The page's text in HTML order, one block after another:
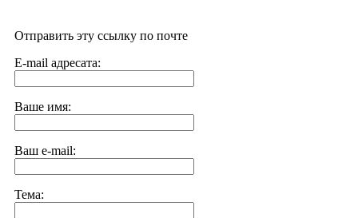
Отправить эту ссылку по почте
E-mail адресата:
Ваше имя:
Ваш e-mail:
Тема: